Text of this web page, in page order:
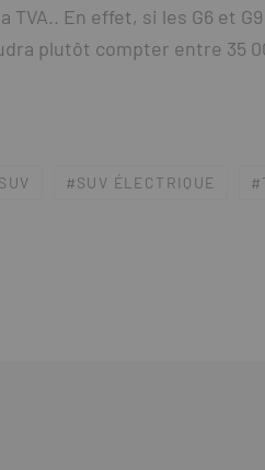
En effet, si les G6 et
plutôt compter entre 35
SUV SUV ÉLECTRIQUE